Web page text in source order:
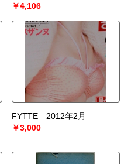
￥4,106
FYTTE 2012年2月
￥3,000